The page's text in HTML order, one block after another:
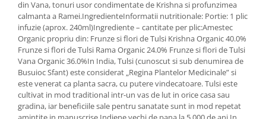
Haruharu Wonder
Medicube
ARIUL
Dr. Althea
DELLA BORN
Ulei de cocos
Ulei de peste
Ulei MCT
Vitamina A
Vitamina B
Vitamina C
din Vana, tonuri usor condimentate de Krishna si profunzimea
calmanta a Ramei.IngredienteInformatii nutritionale: Portie: 1 plic
infuzie (aprox. 240ml)Ingrediente – cantitate per plic:Amestec
Organic propriu din: Frunze si flori de Tulsi Krishna Organic 40.0%
Frunze si flori de Tulsi Rama Organic 24.0% Frunze si flori de Tulsi
Vana Organic 36.0%In India, Tulsi (cunoscut si sub denumirea de
Busuioc Sfant) este considerat „Regina Plantelor Medicinale” si
este venerat ca planta sacra, cu putere vindecatoare. Tulsi este
cultivat in mod traditional intr-un vas de lut in orice casa sau
gradina, iar beneficiile sale pentru sanatate sunt in mod repetat